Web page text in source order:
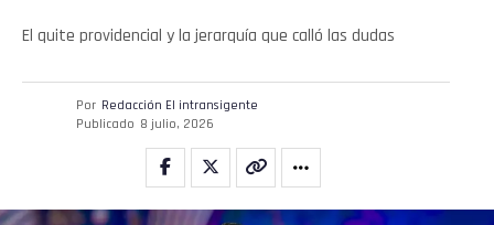
El quite providencial y la jerarquía que calló las dudas
Por Redacción El intransigente
Publicado 8 julio, 2026